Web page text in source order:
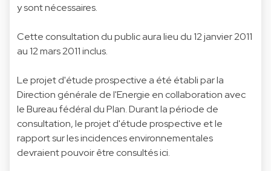
y sont nécessaires.
Cette consultation du public aura lieu du 12 janvier 2011
au 12 mars 2011 inclus.
Le projet d'étude prospective a été établi par la
Direction générale de l'Energie en collaboration avec
le Bureau fédéral du Plan. Durant la période de
consultation, le projet d'étude prospective et le
rapport sur les incidences environnementales
devraient pouvoir être consultésici.